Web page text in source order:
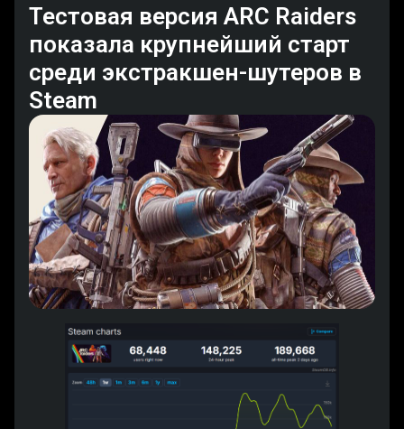
Тестовая версия ARC Raiders
показала крупнейший старт
среди экстракшен-шутеров в
Steam